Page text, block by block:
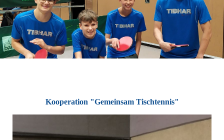
Kooperation "Gemeinsam Tischtennis"